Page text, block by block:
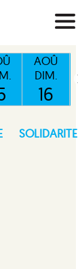
AOÛ
DIM.
16
SOLIDARITE